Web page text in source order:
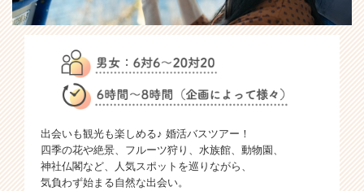
出会いも観光も楽しめる♪ 婚活バスツアー！
四季の花や絶景、フルーツ狩り、水族館、動物園、
神社仏閣など、人気スポットを巡りながら、
気負わず始まる自然な出会い。